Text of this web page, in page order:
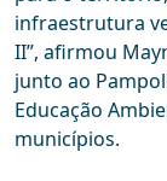
infraestrutura
II”, afirmou
junto ao
Educação
municípios.